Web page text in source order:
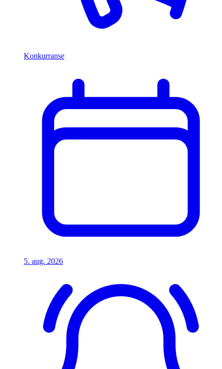
Konkurranse
5. aug. 2026